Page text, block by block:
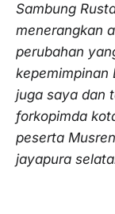
Sambung
menerangkan
perubahan
kepemimpinan
juga saya dan
forkopimda
peserta
jayapura